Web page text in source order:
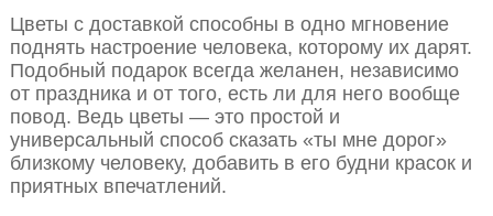
Цветы с доставкой способны в одно мгновение
поднять настроение человека, которому их дарят.
Подобный подарок всегда желанен, независимо
от праздника и от того, есть ли для него вообще
повод. Ведь цветы — это простой и
универсальный способ сказать «ты мне дорог»
близкому человеку, добавить в его будни красок и
приятных впечатлений.